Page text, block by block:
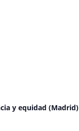
y equidad (Madrid)